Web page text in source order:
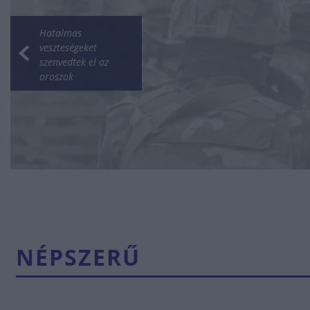
Hatalmas
veszteségeket
szenvedtek el az
oroszok
NÉPSZERŰ